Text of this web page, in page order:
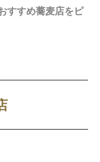
すすめ蕎麦店をピ